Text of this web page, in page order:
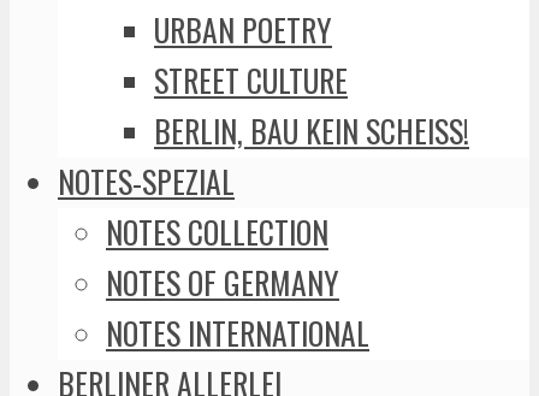
URBAN POETRY
STREET CULTURE
BERLIN, BAU KEIN SCHEISS!
NOTES-SPEZIAL
NOTES COLLECTION
NOTES OF GERMANY
NOTES INTERNATIONAL
BERLINER ALLERLEI